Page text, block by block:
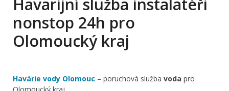
Havarijní služba instalatéři
nonstop 24h pro
Olomoucký kraj
Havárie vody Olomouc – poruchová služba voda pro